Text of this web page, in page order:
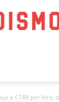
a ¢748 por litro;